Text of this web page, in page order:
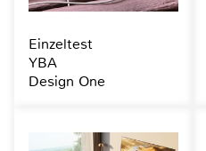
Einzeltest
YBA
Design One